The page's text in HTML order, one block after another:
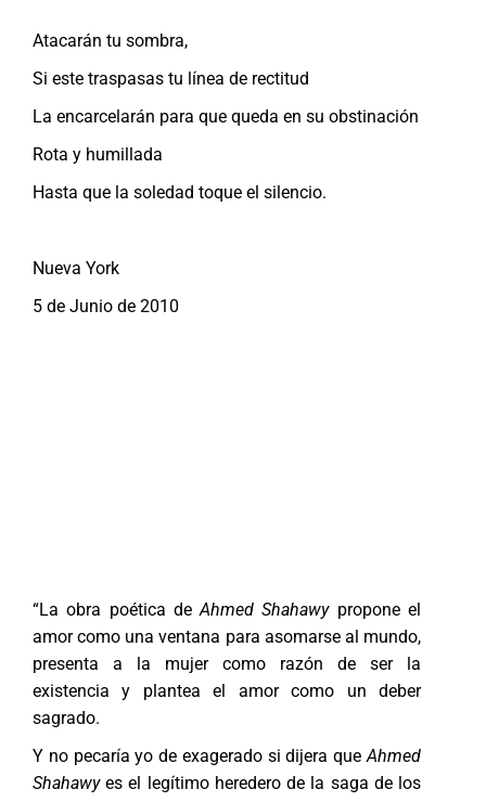
Atacarán tu sombra,
Si este traspasas tu línea de rectitud
La encarcelarán para que queda en su obstinación
Rota y humillada
Hasta que la soledad toque el silencio.
Nueva York
5 de Junio de 2010
“La obra poética deAhmed Shahawy propone el
amor como una ventana para asomarse al mundo,
presenta a la mujer como razón de ser la
existencia y plantea el amor como un deber
sagrado.
Y no pecaría yo de exagerado si dijera que Ahmed
Shahawyes el legítimo heredero de la saga de los